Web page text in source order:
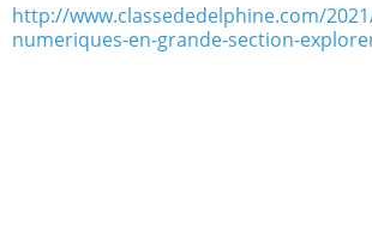
http://www.classededelphine.com/
numeriques-en-grande-section-